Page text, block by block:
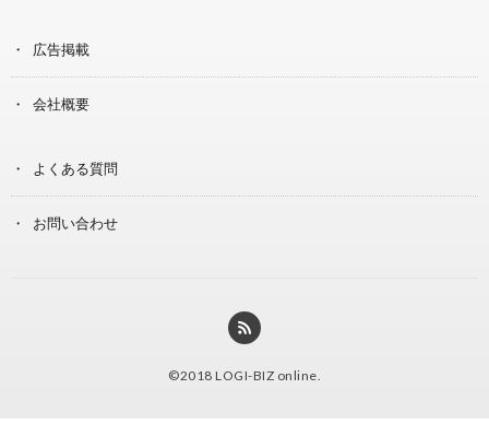
広告掲載
会社概要
よくある質問
お問い合わせ
©2018 LOGI-BIZ online.